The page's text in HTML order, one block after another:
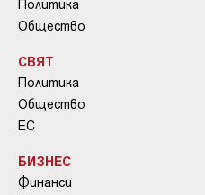
Политика
Общество
СВЯТ
Политика
Общество
ЕС
БИЗНЕС
Финанси